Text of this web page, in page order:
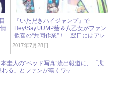
『いただきハイジャンプ』で
Hey!Say!JUMP薮＆八乙女がファン
歓喜の“共同作業”！ 翌日にはアレ
を作る人が続出!?
2017年7月28日
圭人の“ベッド写真”流出報道に、「悲
れる」とファンが嘆くワケ